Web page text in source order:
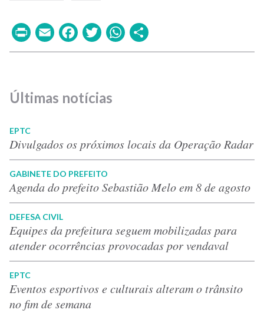
PrintEmailFacebook
TwitterWhatsApp
Últimas notícias
EPTC
Divulgados os próximos locais da Operação Radar
GABINETE DO PREFEITO
Agenda do prefeito Sebastião Melo em 8 de agosto
DEFESA CIVIL
Equipes da prefeitura seguem mobilizadas para
atender ocorrências provocadas por vendaval
EPTC
Eventos esportivos e culturais alteram o trânsito
no fim de semana